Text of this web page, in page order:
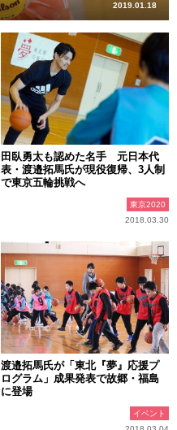
2019.01.18
田臥勇太も認めた名手 元日本代
表・渡邉拓馬氏が現役復帰、3人制
で東京五輪挑戦へ
東京2020
2018.03.30
渡邉拓馬氏が「東北『夢』応援プ
ログラム」成果発表で故郷・福島
に登場
イベント